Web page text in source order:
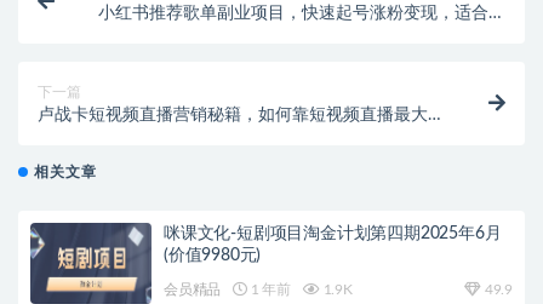
小红书推荐歌单副业项目，快速起号涨粉变现，适合学
下一篇
卢战卡短视频直播营销秘籍，如何靠短视频直播最大化
相关文章
咪课文化-短剧项目淘金计划第四期2025年6月
(价值9980元)
会员精品 1 年前 1.9K 49.9